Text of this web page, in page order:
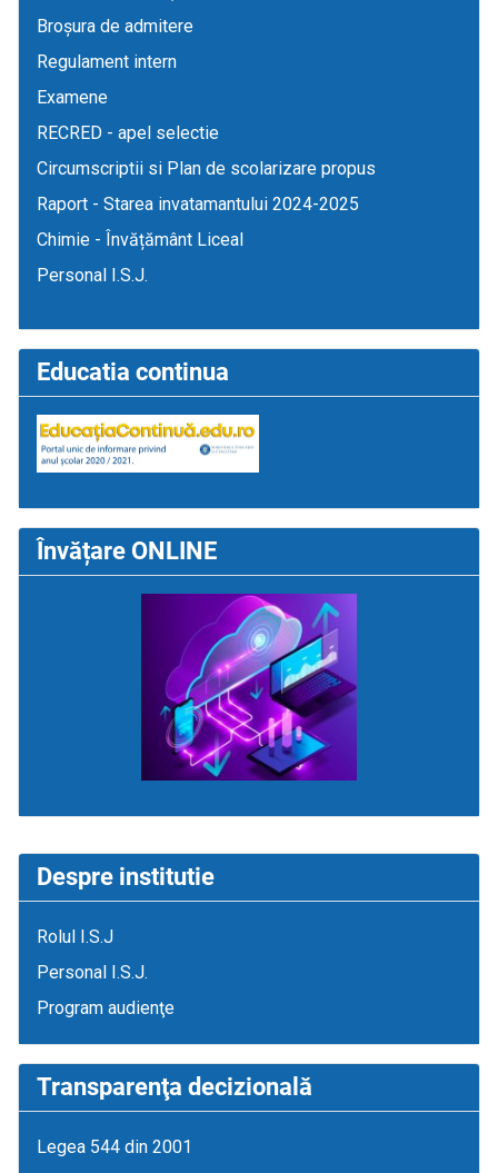
Despre institutie
Rolul I.S.J
Personal I.S.J.
Program audienţe
Transparenţa decizională
Legea 544 din 2001
Broșura de admitere
Regulament intern
Examene
RECRED - apel selectie
Circumscriptii si Plan de scolarizare propus
Raport - Starea invatamantului 2024-2025
Chimie - Învățământ Liceal
Personal I.S.J.
Educatia continua
Învățare ONLINE